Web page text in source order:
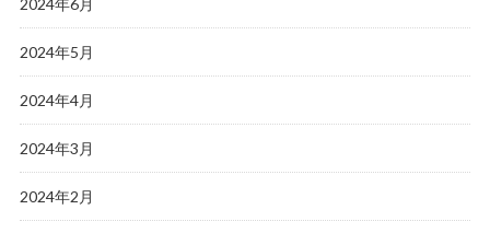
2024年5月
2024年4月
2024年3月
2024年2月